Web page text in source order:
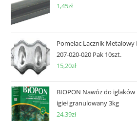
1,45zł
Pomelac Lacznik
207-020-020 Pak 10szt.
15,20zł
BIOPON Nawóz do
igieł granulowany 3kg
24,39zł